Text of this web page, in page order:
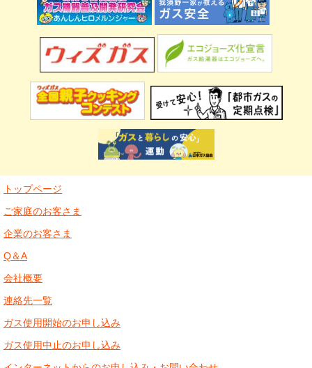
トップページ
ご家庭のお客さま
企業のお客さま
Q＆A
会社概要
連絡先一覧
ガス使用開始のお申し込み
ガス使用中止のお申し込み